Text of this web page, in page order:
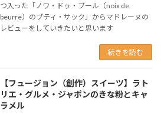
つ入った「ノワ・ドゥ・ブール（noix de
beurre）のプティ・サック」からマドレーヌの
レビューをしていきたいと思います
続きを読む
【フュージョン（創作）スイーツ】ラト
リエ・グルメ・ジャポンのきな粉とキャ
ラメル